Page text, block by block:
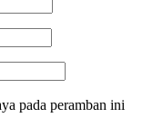
pada peramban ini